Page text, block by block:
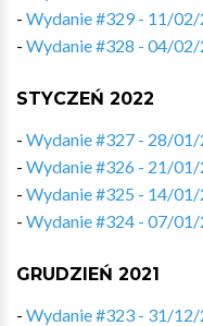
- Wydanie #329 - 11/
- Wydanie #328 - 04/
STYCZEŃ 2022
- Wydanie #327 - 28/
- Wydanie #326 - 21/
- Wydanie #325 - 14/
- Wydanie #324 - 07/
GRUDZIEŃ 2021
- Wydanie #323 - 31/12/